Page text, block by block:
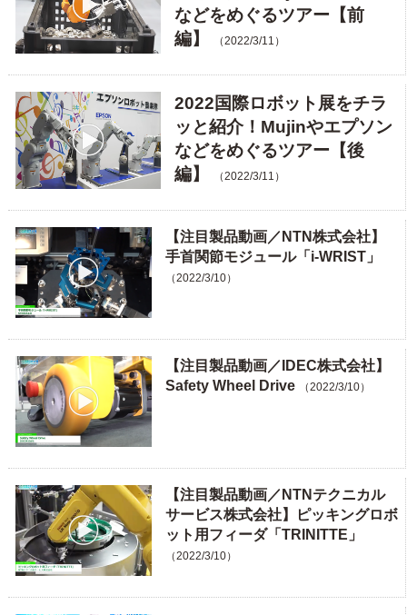
などをめぐるツアー【前
編】
（2022/3/11）
2022国際ロボット展をチラ
ッと紹介！Mujinやエプソン
などをめぐるツアー【後
編】
（2022/3/11）
【注目製品動画／NTN株式会社】
手首関節モジュール「i-WRIST」
（2022/3/10）
【注目製品動画／IDEC株式会社】
Safety Wheel Drive
（2022/3/10）
【注目製品動画／NTNテクニカル
サービス株式会社】ピッキングロボ
ット用フィーダ「TRINITTE」
（2022/3/10）